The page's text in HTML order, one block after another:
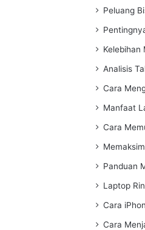
Peluang
Kelebihan
Analisis
Cara
Manfaat
Cara
Panduan
Laptop
Cara
Cara